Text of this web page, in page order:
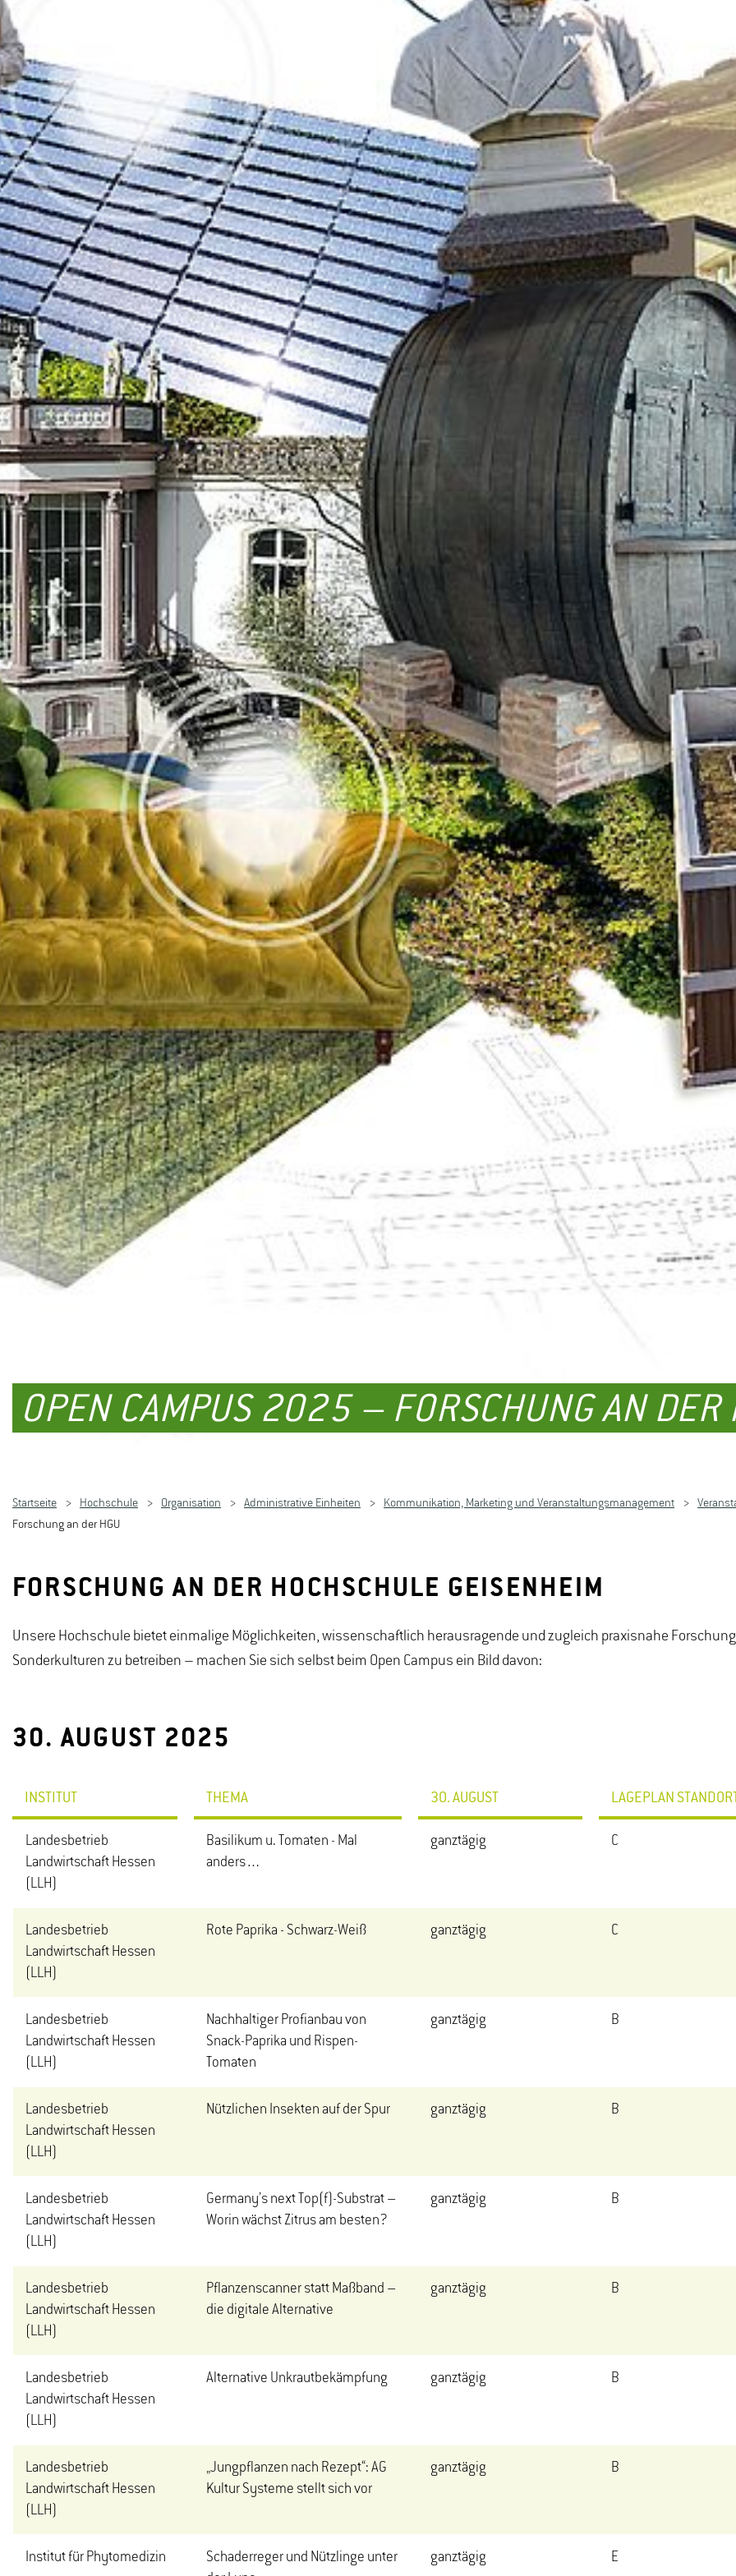
OPEN CAMPUS 2025 – FORSCHUNG AN DER
Startseite Hochschule Organisation Administrative Einheiten Kommunikation, Marketing und Veranstaltungsmanagement
Forschung an der HGU
FORSCHUNG AN DER HOCHSCHULE GEISENHEIM
Unsere Hochschule bietet einmalige Möglichkeiten, wissenschaftlich herausragende und zugleich praxisnahe
Sonderkulturen zu betreiben – machen Sie sich selbst beim Open Campus ein Bild davon:
30. AUGUST 2025
INSTITUT THEMA 30. AUGUST LAGEPLAN
Landesbetrieb
Landwirtschaft Hessen
(LLH)
Basilikum u. Tomaten - Mal
anders…
ganztägig C
Landesbetrieb
Landwirtschaft Hessen
(LLH)
Rote Paprika - Schwarz-Weiß ganztägig C
Landesbetrieb
Landwirtschaft Hessen
(LLH)
Nachhaltiger Profianbau von
Snack-Paprika und Rispen-
Tomaten
ganztägig B
Landesbetrieb
Landwirtschaft Hessen
(LLH)
Nützlichen Insekten auf der Spur ganztägig B
Landesbetrieb
Landwirtschaft Hessen
(LLH)
Germany’s next Top(f)-Substrat –
Worin wächst Zitrus am besten?
ganztägig B
Landesbetrieb
Landwirtschaft Hessen
(LLH)
Pflanzenscanner statt Maßband –
die digitale Alternative
ganztägig B
Landesbetrieb
Landwirtschaft Hessen
(LLH)
Alternative Unkrautbekämpfung ganztägig B
Landesbetrieb
Landwirtschaft Hessen
(LLH)
„Jungpflanzen nach Rezept“: AG
Kultur Systeme stellt sich vor
ganztägig B
Institut für Phytomedizin
Schaderreger und Nützlinge unter
ganztägig E